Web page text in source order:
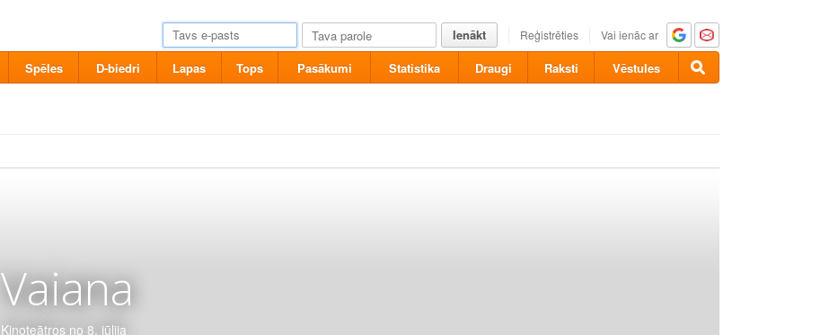
Ienākt Reģistrēties Vai ienāc ar
Spēles D-biedri Lapas Tops Pasākumi Statistika Draugi Raksti Vēstules
Vaiana
Kinoteātros no 8. jūlija